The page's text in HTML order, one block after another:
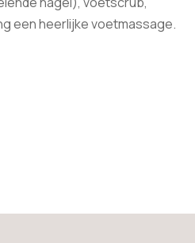
een heerlijke voetmassage.